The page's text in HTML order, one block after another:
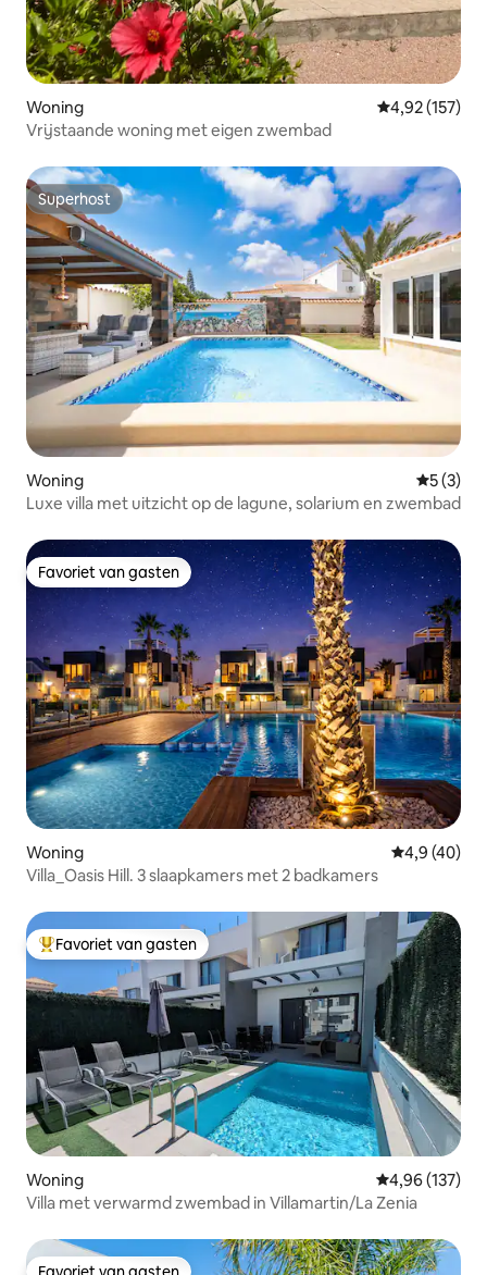
Woning Gemiddelde
4,92 (157)
Vrijstaande woning met eigen zwembad
Superhost
Superhost
Woning
5 (3)
Luxe villa met uitzicht op de lagune, solarium en zwembad
Favoriet van gasten
Favoriet van gasten
Woning Gemiddelde
4,9 (40)
Villa_Oasis Hill. 3 slaapkamers met 2 badkamers
Topfavoriet van gasten
Favoriet van gasten
Woning Gemiddelde
4,96 (137)
Villa met verwarmd zwembad in Villamartin/La Zenia